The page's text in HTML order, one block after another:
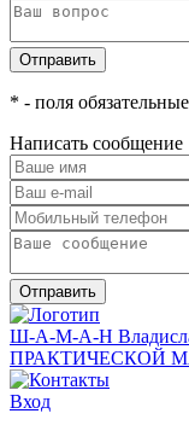
Отправить
* - поля
Написать сообщение
Отправить
Ш-А-М-А-Н
ПРАКТИЧЕСКОЙ
Вход